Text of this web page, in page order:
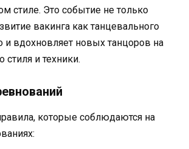
стиле. Это событие не только
вакинга как танцевального
и вдохновляет новых танцоров на
стиля и техники.
которые соблюдаются на